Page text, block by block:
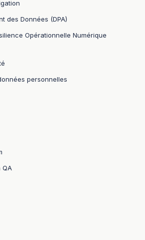
des Données (DPA)
Opérationnelle Numérique
personnelles
QA